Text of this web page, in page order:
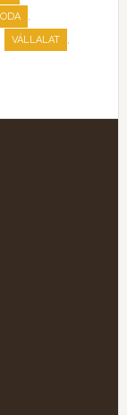
,
VÁLLALAT ,